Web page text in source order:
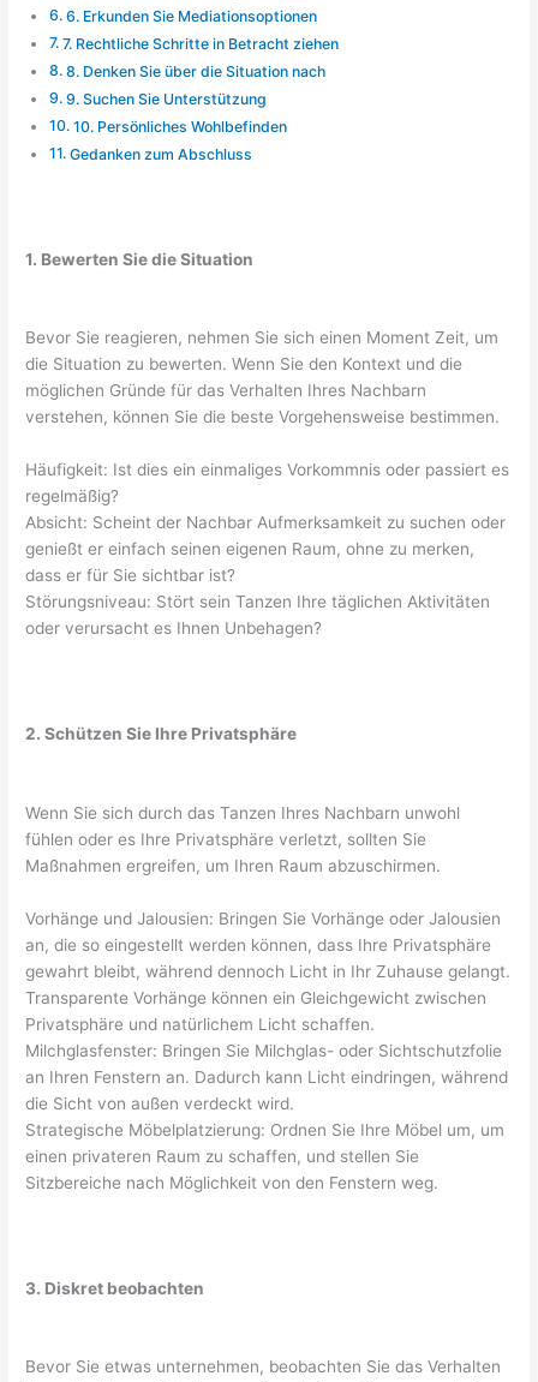
6. Erkunden Sie Mediationsoptionen
7. Rechtliche Schritte in Betracht ziehen
8. Denken Sie über die Situation nach
9. Suchen Sie Unterstützung
10. Persönliches Wohlbefinden
Gedanken zum Abschluss
1. Bewerten Sie die Situation
Bevor Sie reagieren, nehmen Sie sich einen Moment Zeit, um
die Situation zu bewerten. Wenn Sie den Kontext und die
möglichen Gründe für das Verhalten Ihres Nachbarn
verstehen, können Sie die beste Vorgehensweise bestimmen.
Häufigkeit: Ist dies ein einmaliges Vorkommnis oder passiert es
regelmäßig?
Absicht: Scheint der Nachbar Aufmerksamkeit zu suchen oder
genießt er einfach seinen eigenen Raum, ohne zu merken,
dass er für Sie sichtbar ist?
Störungsniveau: Stört sein Tanzen Ihre täglichen Aktivitäten
oder verursacht es Ihnen Unbehagen?
2. Schützen Sie Ihre Privatsphäre
Wenn Sie sich durch das Tanzen Ihres Nachbarn unwohl
fühlen oder es Ihre Privatsphäre verletzt, sollten Sie
Maßnahmen ergreifen, um Ihren Raum abzuschirmen.
Vorhänge und Jalousien: Bringen Sie Vorhänge oder Jalousien
an, die so eingestellt werden können, dass Ihre Privatsphäre
gewahrt bleibt, während dennoch Licht in Ihr Zuhause gelangt.
Transparente Vorhänge können ein Gleichgewicht zwischen
Privatsphäre und natürlichem Licht schaffen.
Milchglasfenster: Bringen Sie Milchglas- oder Sichtschutzfolie
an Ihren Fenstern an. Dadurch kann Licht eindringen, während
die Sicht von außen verdeckt wird.
Strategische Möbelplatzierung: Ordnen Sie Ihre Möbel um, um
einen privateren Raum zu schaffen, und stellen Sie
Sitzbereiche nach Möglichkeit von den Fenstern weg.
3. Diskret beobachten
Bevor Sie etwas unternehmen, beobachten Sie das Verhalten